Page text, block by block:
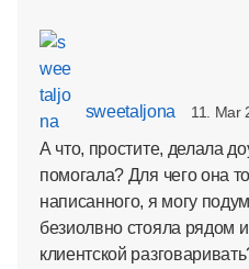
sweetaljona 11. Mar
А что, простите, делала
помогала? Для чего она
написанного, я могу
безиолвно стояла рядом
клиентской